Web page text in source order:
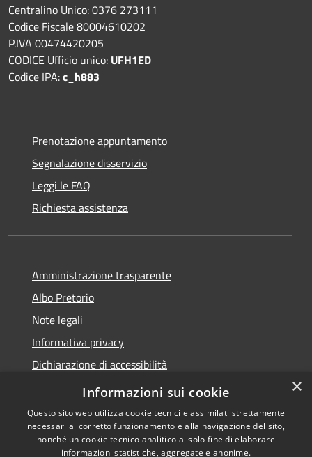
Centralino Unico: 0376 273111
Codice Fiscale 80004610202
P.IVA 00474420205
CODICE Ufficio unico: UFH1ED
Codice IPA:c_h883
Prenotazione appuntamento
Segnalazione disservizio
Leggi le FAQ
Richiesta assistenza
Amministrazione trasparente
Albo Pretorio
Note legali
Informativa privacy
Dichiarazione di accessibilità
Obiettivi di accessibilità
×
Informazioni sui cookie
Questo sito web utilizza cookie tecnici e assimilati strettamente
necessari al corretto funzionamento e alla navigazione del sito,
nonché un cookie tecnico analitico al solo fine di elaborare
informazioni statistiche, aggregate e anonime.